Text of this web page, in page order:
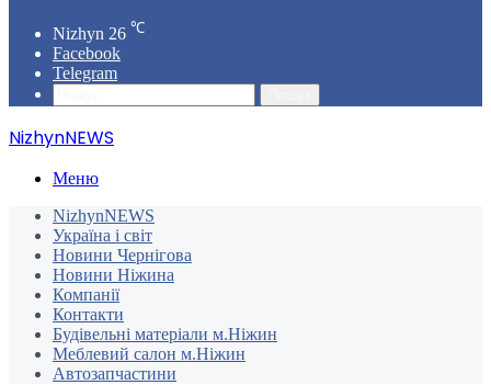
Nizhyn 26 ℃
Facebook
Telegram
NizhynNEWS
Меню
NizhynNEWS
Україна і світ
Новини Чернігова
Новини Ніжина
Компанії
Контакти
Будівельні матеріали м.Ніжин
Меблевий салон м.Ніжин
Автозапчастини